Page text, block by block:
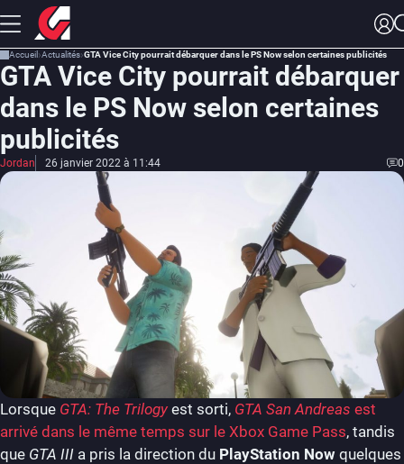
Accueil Actualités GTA Vice City pourrait débarquer dans le PS Now selon certaines publicités
GTA Vice City pourrait débarquer
dans le PS Now selon certaines
publicités
Jordan 26 janvier 2022 à 11:44 0
Lorsque GTA: The Trilogy est sorti, GTA San Andreas est
arrivé dans le même temps sur le Xbox Game Pass, tandis
que GTA III a pris la direction du PlayStation Now quelques